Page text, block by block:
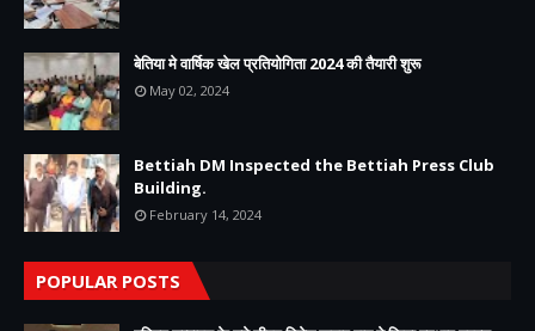
बेतिया मे वार्षिक खेल प्रतियोगिता 2024 की तैयारी शुरू
May 02, 2024
Bettiah DM Inspected the Bettiah Press Club
Building.
February 14, 2024
POPULAR POSTS